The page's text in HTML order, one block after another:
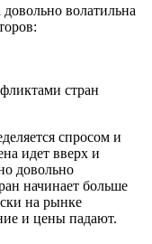
волатильна
стран
спросом и
идет вверх и
довольно
начинает больше
на рынке
и цены падают.